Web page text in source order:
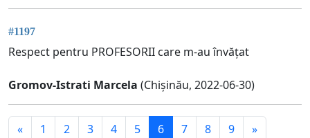
#1197
Respect pentru PROFESORII care m-au învățat
Gromov-Istrati Marcela (Chișinău, 2022-06-30)
« 1 2 3 4 5 6 7 8 9 »